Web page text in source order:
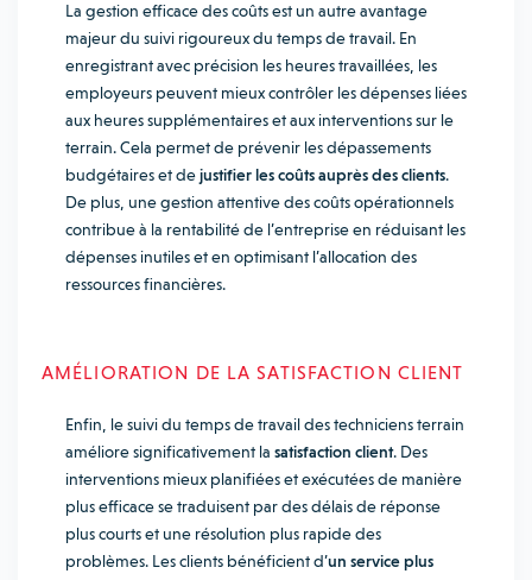
La gestion efficace des coûts est un autre avantage
majeur du suivi rigoureux du temps de travail. En
enregistrant avec précision les heures travaillées, les
employeurs peuvent mieux contrôler les dépenses liées
aux heures supplémentaires et aux interventions sur le
terrain. Cela permet de prévenir les dépassements
budgétaires et dejustifier les coûts auprès des clients.
De plus, une gestion attentive des coûts opérationnels
contribue à la rentabilité de l’entreprise en réduisant les
dépenses inutiles et en optimisant l’allocation des
ressources financières.
AMÉLIORATION DE LA SATISFACTION CLIENT
Enfin, le suivi du temps de travail des techniciens terrain
améliore significativement la satisfaction client. Des
interventions mieux planifiées et exécutées de manière
plus efficace se traduisent par des délais de réponse
plus courts et une résolution plus rapide des
problèmes. Les clients bénéficient d’un service plus